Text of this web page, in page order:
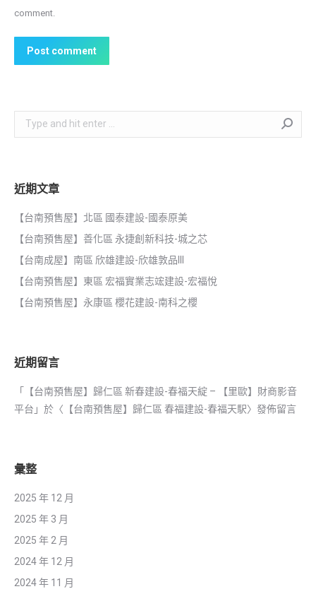
comment.
Post comment
Search:
近期文章
【台南預售屋】北區 國泰建設-國泰原美
【台南預售屋】善化區 永捷創新科技-城之芯
【台南成屋】南區 欣雄建設-欣雄敦品III
【台南預售屋】東區 宏福實業志竤建設-宏福悅
【台南預售屋】永康區 櫻花建設-南科之櫻
近期留言
「
【台南預售屋】歸仁區 新春建設-春福天綻 – 【里歐】財商影音
平台 」於〈 【台南預售屋】歸仁區 春福建設-春福天駅〉發佈留言
彙整
2025 年 12 月
2025 年 3 月
2025 年 2 月
2024 年 12 月
2024 年 11 月